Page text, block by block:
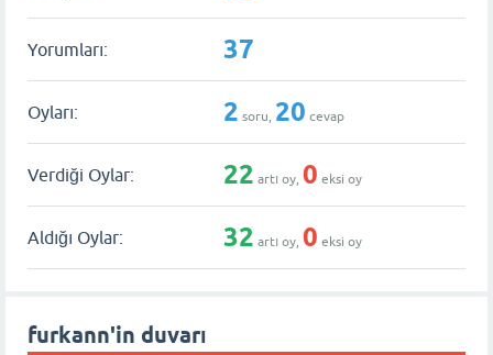
Yorumları: 37
Oyları: 2 soru, 20 cevap
Verdiği Oylar: 22 artı oy, 0 eksi oy
Aldığı Oylar: 32 artı oy, 0 eksi oy
furkann'in duvarı